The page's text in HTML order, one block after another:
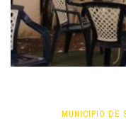
MUNICIPIO DE